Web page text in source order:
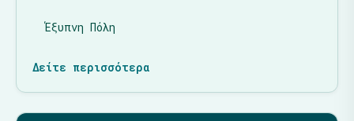
Έξυπνη Πόλη
Δείτε περισσότερα